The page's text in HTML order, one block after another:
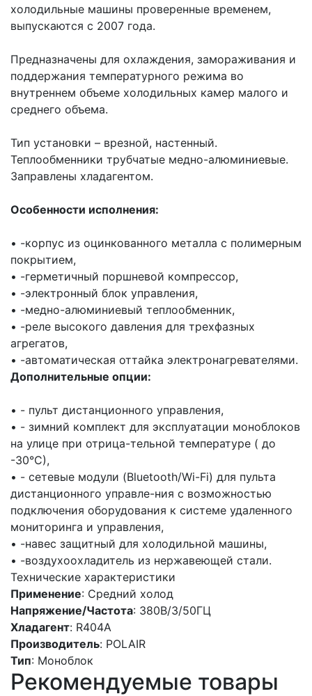
холодильные машины проверенные временем,
выпускаются с 2007 года.
Предназначены для охлаждения, замораживания и
поддержания температурного режима во
внутреннем объеме холодильных камер малого и
среднего объема.
Тип установки – врезной, настенный.
Теплообменники трубчатые медно-алюминиевые.
Заправлены хладагентом.
Особенности исполнения:
• -корпус из оцинкованного металла с полимерным
покрытием,
• -герметичный поршневой компрессор,
• -электронный блок управления,
• -медно-алюминиевый теплообменник,
• -реле высокого давления для трехфазных
агрегатов,
• -автоматическая оттайка электронагревателями.
Дополнительные опции:
• - пульт дистанционного управления,
• - зимний комплект для эксплуатации моноблоков
на улице при отрица-тельной температуре ( до
-30°С),
• - сетевые модули (Bluetooth/Wi-Fi) для пульта
дистанционного управле-ния с возможностью
подключения оборудования к системе удаленного
мониторинга и управления,
• -навес защитный для холодильной машины,
• -воздухоохладитель из нержавеющей стали.
Технические характеристики
Применение: Средний холод
Напряжение/Частота: 380В/3/50ГЦ
Хладагент: R404A
Производитель: POLAIR
Тип: Моноблок
Рекомендуемые товары